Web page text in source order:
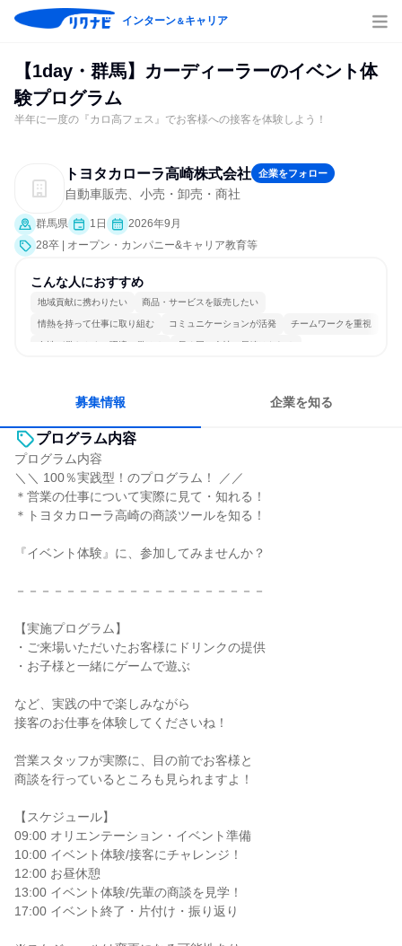
インターン＆キャリア
【1day・群馬】カーディーラーのイベント体
験プログラム
半年に一度の『カロ高フェス』でお客様への接客を体験しよう！
トヨタカローラ高崎株式会社 企業をフォロー
自動車販売、小売・卸売・商社
群馬県 1日
2026年9月
28卒 | オープン・カンパニー&キャリア教育等
こんな人におすすめ
地域貢献に携わりたい 商品・サービスを販売したい
情熱を持って仕事に取り組む コミュニケーションが活発 チームワークを重視
女性が働きやすい環境で働ける 長く同じ会社に居続けられる
募集情報 企業を知る
プログラム内容
プログラム内容
＼＼ 100％実践型！のプログラム！ ／／
＊営業の仕事について実際に見て・知れる！
＊トヨタカローラ高崎の商談ツールを知る！
『イベント体験』に、参加してみませんか？
－－－－－－－－－－－－－－－－－－－－
【実施プログラム】
・ご来場いただいたお客様にドリンクの提供
・お子様と一緒にゲームで遊ぶ
など、実践の中で楽しみながら
接客のお仕事を体験してくださいね！
営業スタッフが実際に、目の前でお客様と
商談を行っているところも見られますよ！
【スケジュール】
09:00 オリエンテーション・イベント準備
10:00 イベント体験/接客にチャレンジ！
12:00 お昼休憩
13:00 イベント体験/先輩の商談を見学！
17:00 イベント終了・片付け・振り返り